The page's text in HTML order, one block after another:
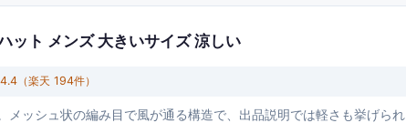
ット メンズ 大きいサイズ 涼しい
4.4 （楽天 194件）
メッシュ状の編み目で風が通る構造で、出品説明では軽さも挙げられ